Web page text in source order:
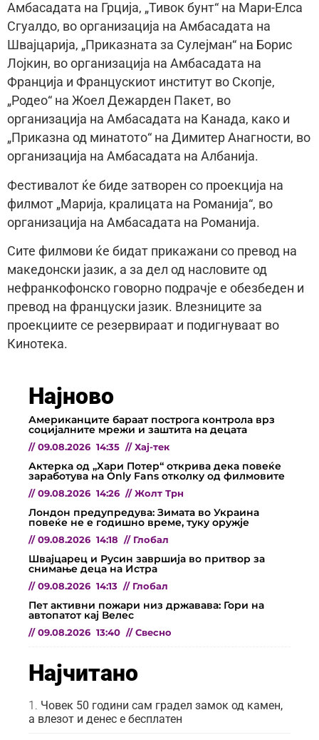
Амбасадата на Грција, „Тивок бунт“ на Мари-Елса
Сгуалдо, во организација на Амбасадата на
Швајцарија, „Приказната за Сулејман“ на Борис
Лојкин, во организација на Амбасадата на
Франција и Францускиот институт во Скопје,
„Родео“ на Жоел Дежарден Пакет, во
организација на Амбасадата на Канада, како и
„Приказна од минатото“ на Димитер Анагности, во
организација на Амбасадата на Албанија.
Фестивалот ќе биде затворен со проекција на
филмот „Марија, кралицата на Романија“, во
организација на Амбасадата на Романија.
Сите филмови ќе бидат прикажани со превод на
македонски јазик, а за дел од насловите од
нефранкофонско говорно подрачје е обезбеден и
превод на француски јазик. Влезниците за
проекциите се резервираат и подигнуваат во
Кинотека.
Најново
Американците бараат построга контрола врз
социјалните мрежи и заштита на децата
// 09.08.2026 14:35 // Хај-тек
Актерка од „Хари Потер“ открива дека повеќе
заработува на Only Fans отколку од филмовите
// 09.08.2026 14:26 // Жолт Трн
Лондон предупредува: Зимата во Украина
повеќе не е годишно време, туку оружје
// 09.08.2026 14:18 // Глобал
Швајцарец и Русин завршија во притвор за
снимање деца на Истра
// 09.08.2026 14:13 // Глобал
Пет активни пожари низ државава: Гори на
автопатот кај Велес
// 09.08.2026 13:40 // Свесно
Најчитано
Човек 50 години сам градел замок од камен,
а влезот и денес е бесплатен